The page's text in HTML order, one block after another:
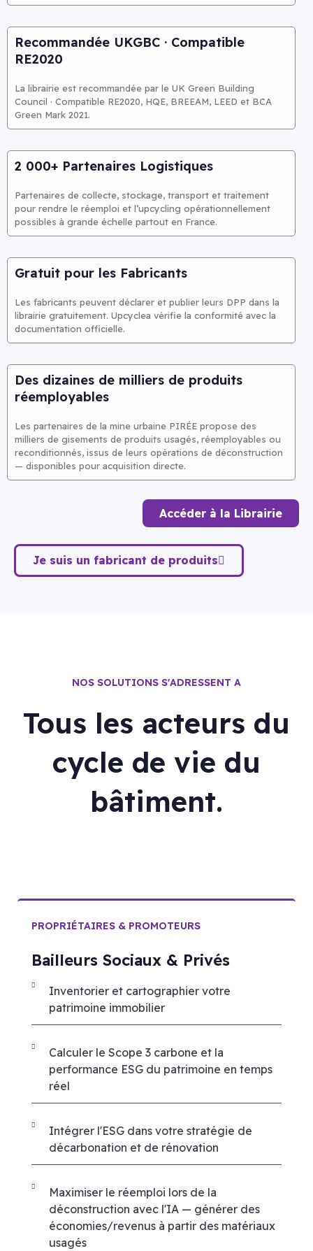
Recommandée UKGBC · Compatible
RE2020
La librairie est recommandée par le UK Green Building
Council · Compatible RE2020, HQE, BREEAM, LEED et BCA
Green Mark 2021.
2 000+ Partenaires Logistiques
Partenaires de collecte, stockage, transport et traitement
pour rendre le réemploi et l’upcycling opérationnellement
possibles à grande échelle partout en France.
Gratuit pour les Fabricants
Les fabricants peuvent déclarer et publier leurs DPP dans la
librairie gratuitement. Upcyclea vérifie la conformité avec la
documentation officielle.
Des dizaines de milliers de produits
réemployables
Les partenaires de la mine urbaine PIRÉE propose des
milliers de gisements de produits usagés, réemployables ou
reconditionnés, issus de leurs opérations de déconstruction
— disponibles pour acquisition directe.
Accéder à la Librairie
Je suis un fabricant de produits
NOS SOLUTIONS S'ADRESSENT A
Tous les acteurs du
cycle de vie du
bâtiment.
PROPRIÉTAIRES & PROMOTEURS
Bailleurs Sociaux & Privés
Inventorier et cartographier votre
patrimoine immobilier
Calculer le Scope 3 carbone et la
performance ESG du patrimoine en temps
réel
Intégrer l'ESG dans votre stratégie de
décarbonation et de rénovation
Maximiser le réemploi lors de la
déconstruction avec l'IA — générer des
économies/revenus à partir des matériaux
usagés